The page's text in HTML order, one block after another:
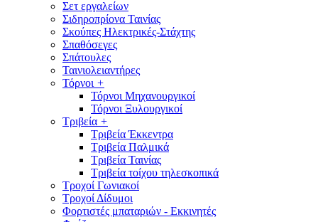
Σετ εργαλείων
Σιδηροπρίονα Ταινίας
Σκούπες Ηλεκτρικές-Στάχτης
Σπαθόσεγες
Σπάτουλες
Ταινιολειαντήρες
Τόρνοι +
Τόρνοι Μηχανουργικοί
Τόρνοι Ξυλουργικοί
Τριβεία +
Τριβεία Έκκεντρα
Τριβεία Παλμικά
Τριβεία Ταινίας
Τριβεία τοίχου τηλεσκοπικά
Τροχοί Γωνιακοί
Τροχοί Δίδυμοι
Φορτιστές μπαταριών - Εκκινητές